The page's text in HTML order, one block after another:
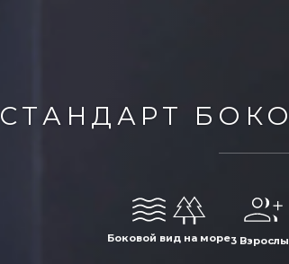
СТАНДАРТ
Боковой вид на море3